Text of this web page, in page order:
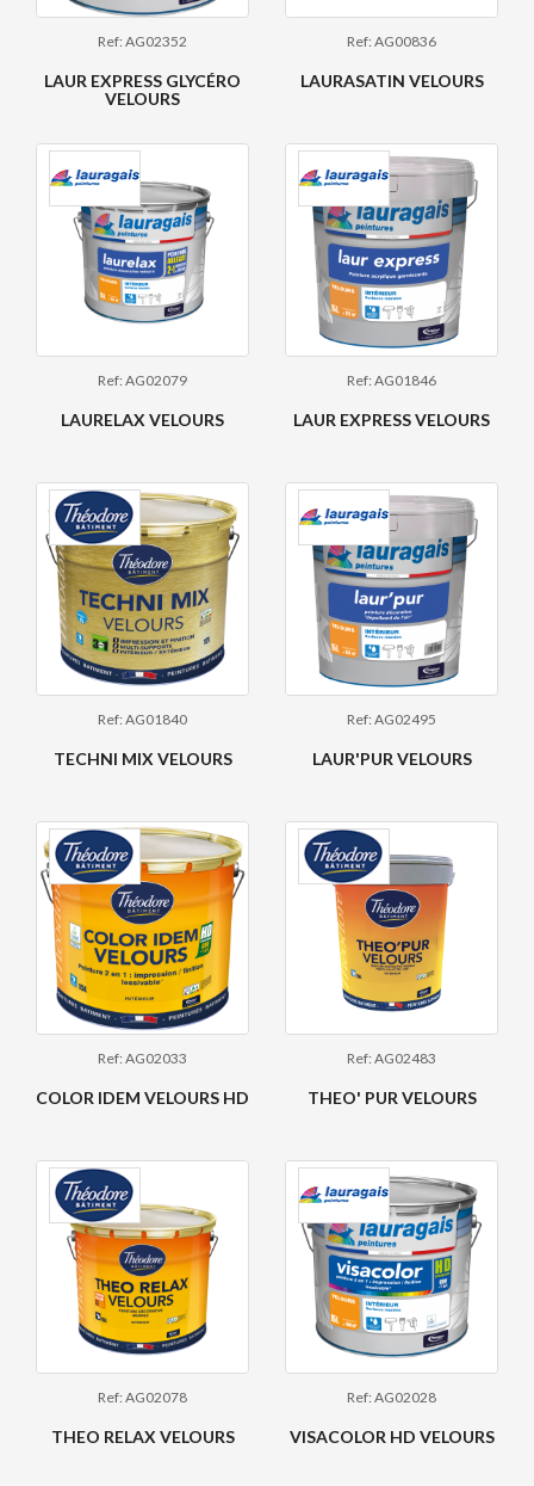
Ref: AG02352
LAUR EXPRESS GLYCÉRO
VELOURS
Ref: AG00836
LAURASATIN VELOURS
Ref: AG02079
LAURELAX VELOURS
Ref: AG01846
LAUR EXPRESS VELOURS
Ref: AG01840
TECHNI MIX VELOURS
Ref: AG02495
LAUR'PUR VELOURS
Ref: AG02033
COLOR IDEM VELOURS HD
Ref: AG02483
THEO' PUR VELOURS
Ref: AG02078
THEO RELAX VELOURS
Ref: AG02028
VISACOLOR HD VELOURS